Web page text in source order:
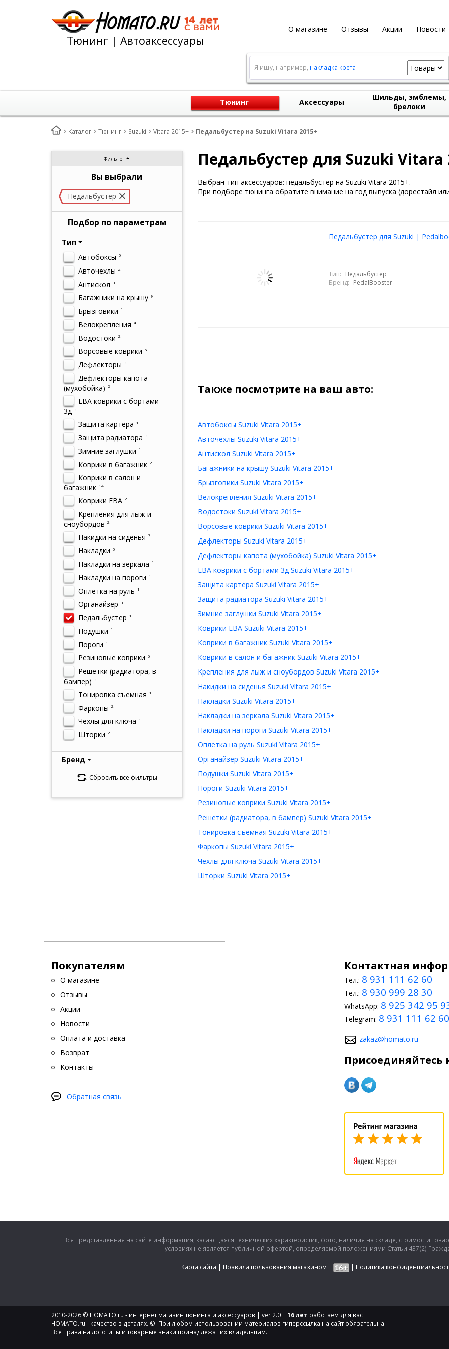
О магазине Отзывы Акции Новости
Тюнинг | Автоаксессуары
Я ищу, например, накладка крета
Тюнинг Аксессуары
Шильды, эмблемы,
брелоки
Каталог Тюнинг Suzuki Vitara 2015+ Педальбустер на Suzuki Vitara 2015+
Фильтр
Вы выбрали
Педальбустер
Подбор по параметрам
Тип
Автобоксы 5
Авточехлы 2
Антискол 3
Багажники на крышу 9
Брызговики 1
Велокрепления 4
Водостоки 2
Ворсовые коврики 5
Дефлекторы 3
Дефлекторы капота
(мухобойка) 2
ЕВА коврики с бортами
3д 3
Защита картера 1
Защита радиатора 3
Зимние заглушки 1
Коврики в багажник 2
Коврики в салон и
багажник 14
Коврики ЕВА 2
Крепления для лыж и
сноубордов 2
Накидки на сиденья 7
Накладки 5
Накладки на зеркала 1
Накладки на пороги 1
Оплетка на руль 1
Органайзер 3
Педальбустер 1
Подушки 1
Пороги 1
Резиновые коврики 6
Решетки (радиатора, в
бампер) 3
Тонировка съемная 1
Фаркопы 2
Чехлы для ключа 1
Шторки 2
Бренд
Сбросить все фильтры
Педальбустер для Suzuki Vitara
Выбран тип аксессуаров: педальбустер на Suzuki Vitara 2015+.
При подборе тюнинга обратите внимание на год выпуска (дорестайл
Педальбустер для Suzuki |
Тип: Педальбустер
Бренд: PedalBooster
Также посмотрите на ваш авто:
Автобоксы Suzuki Vitara 2015+
Авточехлы Suzuki Vitara 2015+
Антискол Suzuki Vitara 2015+
Багажники на крышу Suzuki Vitara 2015+
Брызговики Suzuki Vitara 2015+
Велокрепления Suzuki Vitara 2015+
Водостоки Suzuki Vitara 2015+
Ворсовые коврики Suzuki Vitara 2015+
Дефлекторы Suzuki Vitara 2015+
Дефлекторы капота (мухобойка) Suzuki Vitara 2015+
ЕВА коврики с бортами 3д Suzuki Vitara 2015+
Защита картера Suzuki Vitara 2015+
Защита радиатора Suzuki Vitara 2015+
Зимние заглушки Suzuki Vitara 2015+
Коврики ЕВА Suzuki Vitara 2015+
Коврики в багажник Suzuki Vitara 2015+
Коврики в салон и багажник Suzuki Vitara 2015+
Крепления для лыж и сноубордов Suzuki Vitara 2015+
Накидки на сиденья Suzuki Vitara 2015+
Накладки Suzuki Vitara 2015+
Накладки на зеркала Suzuki Vitara 2015+
Накладки на пороги Suzuki Vitara 2015+
Оплетка на руль Suzuki Vitara 2015+
Органайзер Suzuki Vitara 2015+
Подушки Suzuki Vitara 2015+
Пороги Suzuki Vitara 2015+
Резиновые коврики Suzuki Vitara 2015+
Решетки (радиатора, в бампер) Suzuki Vitara 2015+
Тонировка съемная Suzuki Vitara 2015+
Фаркопы Suzuki Vitara 2015+
Чехлы для ключа Suzuki Vitara 2015+
Шторки Suzuki Vitara 2015+
Покупателям
О магазине
Отзывы
Акции
Новости
Оплата и доставка
Возврат
Контакты
Обратная связь
Контактная
Тел.: 8 931 111 62 60
Тел.: 8 930 999 28 30
WhatsApp: 8 925 342 95
Telegram: 8 931 111 62 60
zakaz@homato.ru
Присоединяйтесь
Вся представленная на сайте информация, касающаяся технических характеристик, фото, наличия на складе, стоимости
условиях не является публичной офертой, определяемой положениями Статьи 437(2)
Карта сайта | Правила пользования магазином | | Политика
2010-2026 © HOMATO.ru - интернет магазин тюнинга и аксессуаров | ver 2.0 | 16 лет работаем для вас
HOMATO.ru - качество в деталях. © При любом использовании материалов гиперссылка на сайт обязательна.
Все права на логотипы и товарные знаки принадлежат их владельцам.